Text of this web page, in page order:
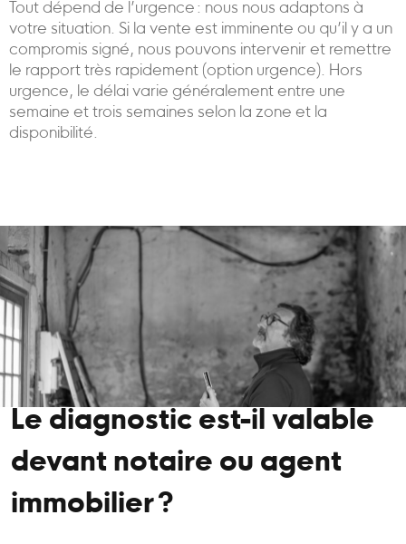
Tout dépend de l’urgence : nous nous adaptons à
votre situation. Si la vente est imminente ou qu’il y a un
compromis signé, nous pouvons intervenir et remettre
le rapport très rapidement (option urgence). Hors
urgence, le délai varie généralement entre une
semaine et trois semaines selon la zone et la
disponibilité.
Le diagnostic est-il valable
devant notaire ou agent
immobilier ?